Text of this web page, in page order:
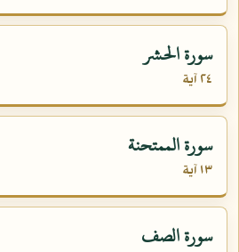
سورة الحشر
٢٤ آية
سورة الممتحنة
١٣ آية
سورة الصف